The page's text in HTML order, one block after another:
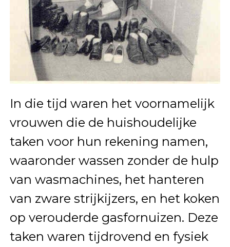
In die tijd waren het voornamelijk
vrouwen die de huishoudelijke
taken voor hun rekening namen,
waaronder wassen zonder de hulp
van wasmachines, het hanteren
van zware strijkijzers, en het koken
op verouderde gasfornuizen. Deze
taken waren tijdrovend en fysiek